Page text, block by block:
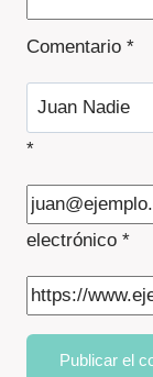
Comentario *
*
electrónico *